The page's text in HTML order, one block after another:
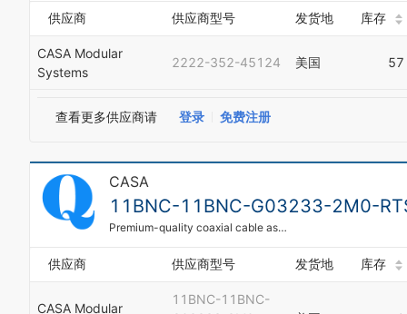
供应商 供应商型号 发货地 库存
CASA Modular
Systems
2222-352-45124 美国 57
查看更多供应商请 登录 免费注册
CASA
11BNC-11BNC-G03233-2M0-
Premium-quality coaxial cable assembly, 11BNC to 11BNC on G03232 75 Ohm cable 2m long with Red-Taper-Sleeve (coiled and tied)
供应商 供应商型号 发货地 库存
CASA Modular
11BNC-11BNC-